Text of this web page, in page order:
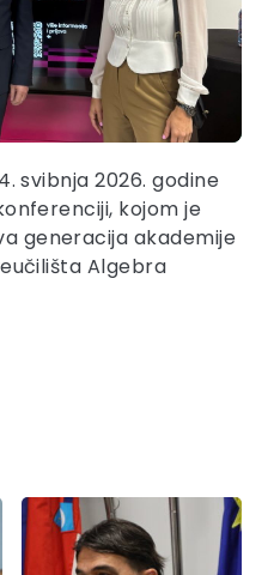
svibnja 2026. godine
kojom je
generacija akademije
Algebra